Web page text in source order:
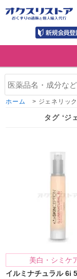
ホーム > ジェネリッ
タグ ‘ジ
美白・シミケ
イルミナチュラル 6i